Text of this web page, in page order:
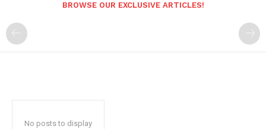
BROWSE OUR EXCLUSIVE ARTICLES!
No posts to display